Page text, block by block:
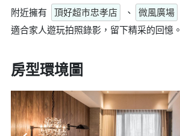
附近擁有 頂好超市忠孝店 、 微風廣場
適合家人遊玩拍照錄影，留下精采的回憶。
房型環境圖